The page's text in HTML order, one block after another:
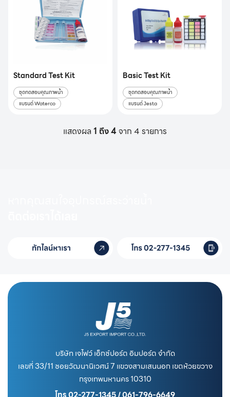
Standard Test Kit
ชุดทดสอบคุณภาพน้ำ
แบรนด์ Waterco
Basic Test Kit
ชุดทดสอบคุณภาพน้ำ
แบรนด์ Jesta
แสดงผล 1 ถึง 4 จาก 4 รายการ
บริษัท เจไฟว์ เอ็กซ์ปอร์ต อิมปอร์ต จำกัด
เลขที่ 33/11 ซอยวัฒนานิเวศน์ 7 แขวงสามเสนนอก เขตห้วยขวาง
กรุงเทพมหานคร 10310